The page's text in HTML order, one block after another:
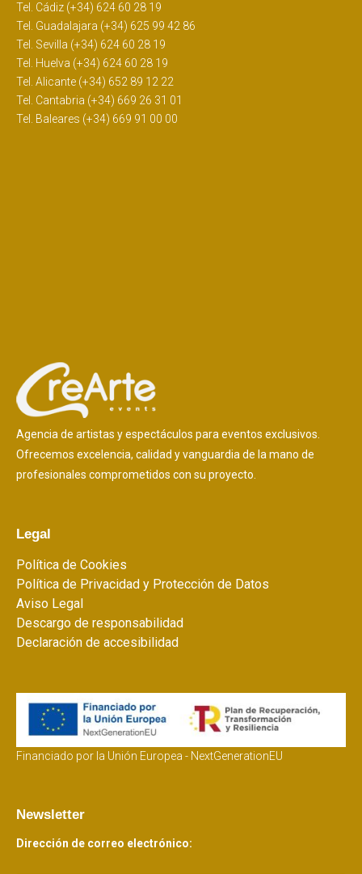
Tel. Cádiz (+34) 624 60 28 19
Tel. Guadalajara (+34) 625 99 42 86
Tel. Sevilla (+34) 624 60 28 19
Tel. Huelva (+34) 624 60 28 19
Tel. Alicante (+34) 652 89 12 22
Tel. Cantabria (+34) 669 26 31 01
Tel. Baleares (+34) 669 91 00 00
Agencia de artistas y espectáculos para eventos exclusivos.
Ofrecemos excelencia, calidad y vanguardia de la mano de
profesionales comprometidos con su proyecto.
Legal
Política de Cookies
Política de Privacidad y Protección de Datos
Aviso Legal
Descargo de responsabilidad
Declaración de accesibilidad
Financiado por la Unión Europea - NextGenerationEU
Newsletter
Dirección de correo electrónico: